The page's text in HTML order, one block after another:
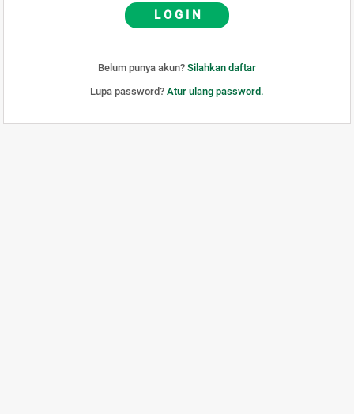
L O G I N
Belum punya akun? Silahkan daftar
Lupa password? Atur ulang password.